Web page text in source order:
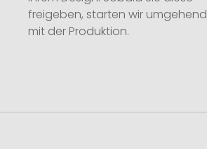
freigeben, starten wir umgehend
mit der Produktion.